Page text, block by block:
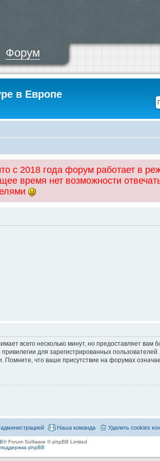
Форум
в Европе
с 2018 года форум работает в
время нет возможности
всего несколько минут, но предоставляет вам
для зарегистрированных
что ваше присутствие на форумах
Удалить cookies
Наша команда
® Forum Software © phpBB Limited
phpBB